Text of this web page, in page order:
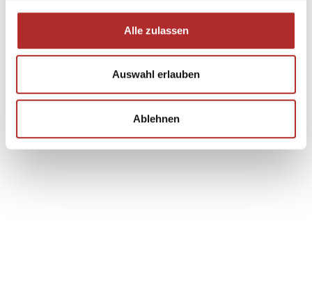
Alle zulassen
Auswahl erlauben
Ablehnen